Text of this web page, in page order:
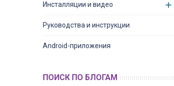
Инсталляции и видео
Руководства и инструкции
Android-приложения
ПОИСК ПО БЛОГАМ